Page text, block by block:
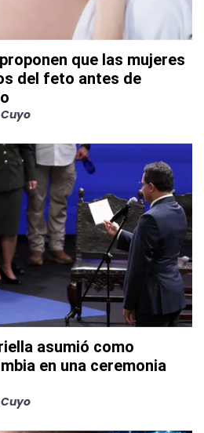
que las mujeres
del feto antes de
asumió como
en una ceremonia